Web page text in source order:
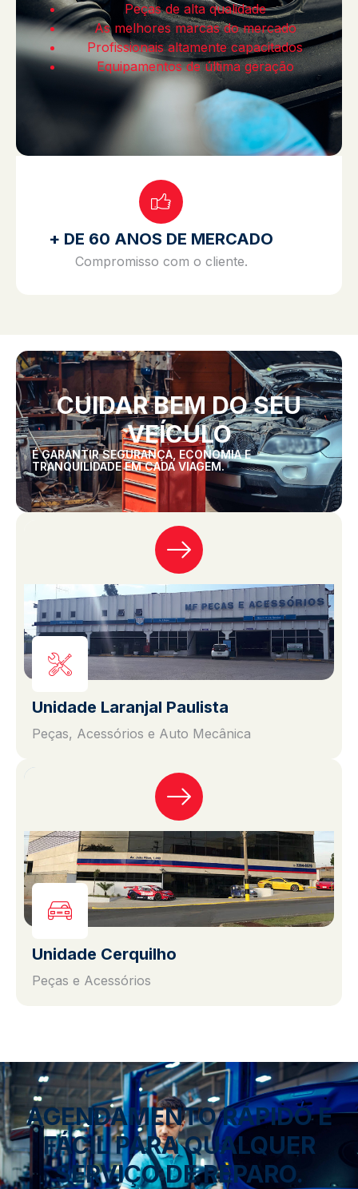
Peças de alta qualidade
As melhores marcas do mercado
Profissionais altamente capacitados
Equipamentos de última geração
+ DE 60 ANOS DE MERCADO
Compromisso com o cliente.
CUIDAR BEM DO SEU
VEÍCULO
É GARANTIR SEGURANÇA, ECONOMIA E
TRANQUILIDADE EM CADA VIAGEM.
Unidade Laranjal Paulista
Peças, Acessórios e Auto Mecânica
Unidade Cerquilho
Peças e Acessórios
AGENDAMENTO RÁPIDO E
FÁCIL PARA QUALQUER
SERVIÇO DE REPARO.